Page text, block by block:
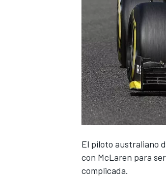
El piloto australiano
con McLaren para
complicada.